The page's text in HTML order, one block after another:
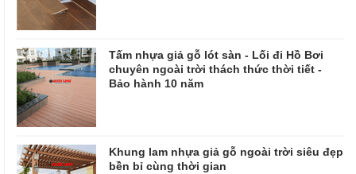
Tấm nhựa giả gỗ lót sàn - Lối đi Hồ Bơi
chuyên ngoài trời thách thức thời tiết -
Bảo hành 10 năm
Khung lam nhựa giả gỗ ngoài trời siêu đẹp
bền bỉ cùng thời gian